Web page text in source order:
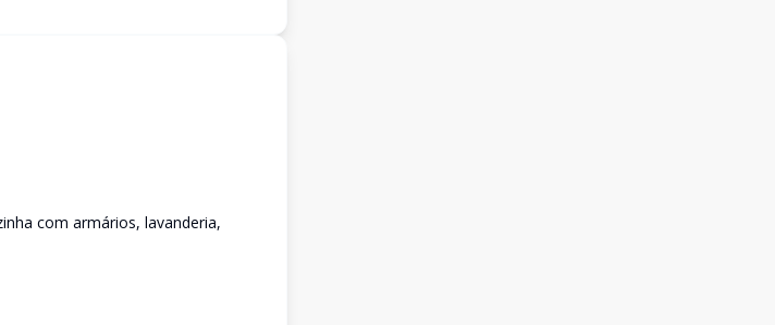
com armários, lavanderia,